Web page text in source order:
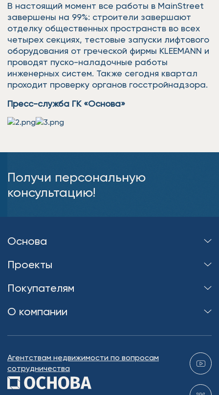
В настоящий момент все работы в MainStreet
завершены на 99%: строители завершают
отделку общественных пространств во всех
четырех секциях, тестовые запуски лифтового
оборудования от греческой фирмы KLEEMANN и
проводят пуско-наладочные работы
инженерных систем. Также сегодня квартал
проходит проверку органов госстройнадзора.
Пресс-служба ГК «Основа»
Получи персональную
консультацию!
Основа
Проекты
Покупателям
О компании
Агентствам недвижимости по вопросам
сотрудничества